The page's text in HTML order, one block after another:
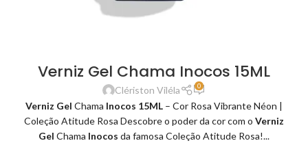
Verniz Gel Chama Inocos 15ML
Clériston Viléla 0
Verniz Gel Chama Inocos 15ML – Cor Rosa Vibrante Néon |
Coleção Atitude Rosa Descobre o poder da cor com o Verniz
Gel Chama Inocos da famosa Coleção Atitude Rosa!...